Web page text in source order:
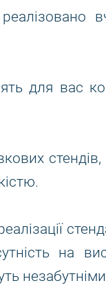
для вас
стендів,
на